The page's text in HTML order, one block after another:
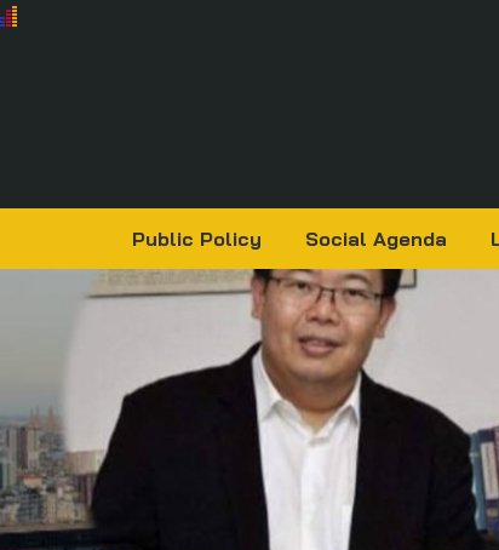
Public Policy Social Agenda